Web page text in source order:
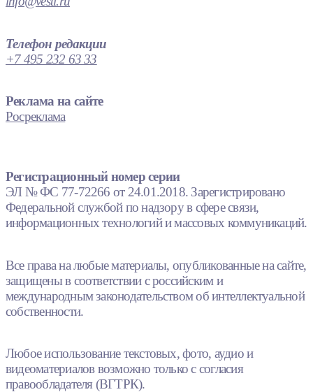
Телефон редакции
+7 495 232 63 33
Реклама на сайте
Росреклама
Регистрационный номер серии
ЭЛ № ФС 77-72266 от 24.01.2018. Зарегистрировано
Федеральной службой по надзору в сфере связи,
информационных технологий и массовых коммуникаций.
Все права на любые материалы, опубликованные на сайте,
защищены в соответствии с российским и
международным законодательством об интеллектуальной
собственности.
Любое использование текстовых, фото, аудио и
видеоматериалов возможно только с согласия
правообладателя (ВГТРК).